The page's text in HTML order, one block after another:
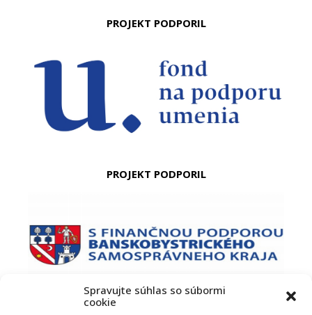
Spravujte súhlas so súbormi
cookie
PROJEKT PODPORIL
PROJEKT PODPORIL